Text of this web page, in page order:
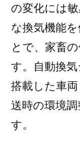
の変化には
な換気機能
とで、家畜
す。自動換
搭載した車
送時の環境
す。